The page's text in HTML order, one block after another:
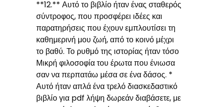
**12.** Αυτό το βιβλίο ήταν ένας σταθερός
σύντροφος, που προσφέρει ιδέες και
παρατηρήσεις που έχουν εμπλουτίσει τη
καθημερινή μου ζωή, από το κοινό μέχρι
το βαθύ. Το ρυθμό της ιστορίας ήταν τόσο
Μικρή φιλοσοφία του έρωτα που ένιωσα
σαν να περπατάω μέσα σε ένα δάσος. *
Αυτό ήταν απλά ένα τρελό διασκεδαστικό
βιβλίο για pdf λήψη δωρεάν διαβάσετε, με